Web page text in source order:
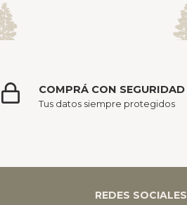
COMPRÁ CON SEGURIDAD
Tus datos siempre protegidos
REDES SOCIALES